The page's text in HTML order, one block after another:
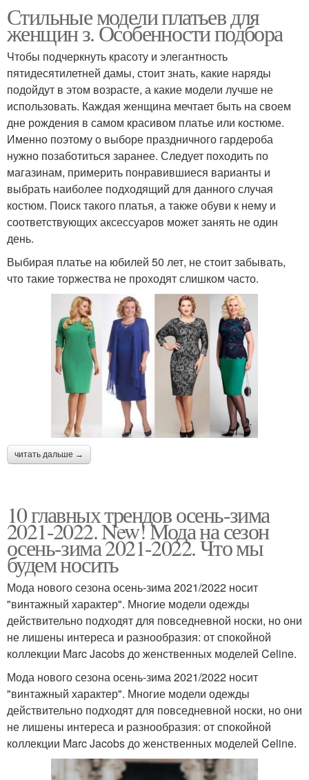
Стильные модели платьев для
женщин з. Особенности подбора
Чтобы подчеркнуть красоту и элегантность
пятидесятилетней дамы, стоит знать, какие наряды
подойдут в этом возрасте, а какие модели лучше не
использовать. Каждая женщина мечтает быть на своем
дне рождения в самом красивом платье или костюме.
Именно поэтому о выборе праздничного гардероба
нужно позаботиться заранее. Следует походить по
магазинам, примерить понравившиеся варианты и
выбрать наиболее подходящий для данного случая
костюм. Поиск такого платья, а также обуви к нему и
соответствующих аксессуаров может занять не один
день.
Выбирая платье на юбилей 50 лет, не стоит забывать,
что такие торжества не проходят слишком часто.
читать дальше →
10 главных трендов осень-зима
2021-2022. New! Мода на сезон
осень-зима 2021-2022. Что мы
будем носить
Мода нового сезона осень-зима 2021/2022 носит
"винтажный характер". Многие модели одежды
действительно подходят для повседневной носки, но они
не лишены интереса и разнообразия: от спокойной
коллекции Marc Jacobs до женственных моделей Celine.
Мода нового сезона осень-зима 2021/2022 носит
"винтажный характер". Многие модели одежды
действительно подходят для повседневной носки, но они
не лишены интереса и разнообразия: от спокойной
коллекции Marc Jacobs до женственных моделей Celine.